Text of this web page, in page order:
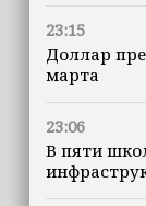
23:15
Доллар
марта
23:06
В пяти